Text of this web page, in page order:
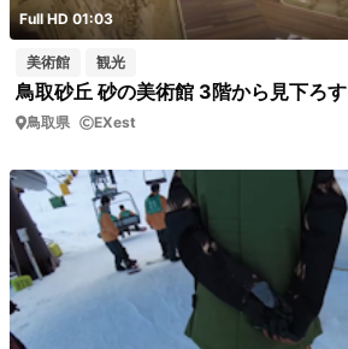
Full HD 01:03
美術館 観光
鳥取砂丘 砂の美術館 3階から見下ろす
鳥取県 EXest